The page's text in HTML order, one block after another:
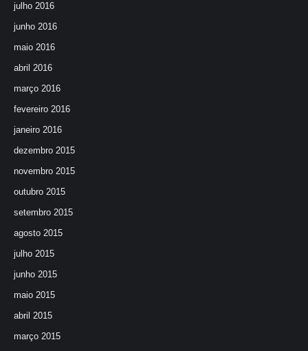
julho 2016
junho 2016
maio 2016
abril 2016
março 2016
fevereiro 2016
janeiro 2016
dezembro 2015
novembro 2015
outubro 2015
setembro 2015
agosto 2015
julho 2015
junho 2015
maio 2015
abril 2015
março 2015